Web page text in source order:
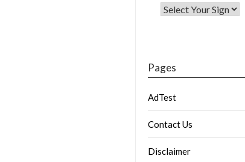
Pages
AdTest
Contact Us
Disclaimer